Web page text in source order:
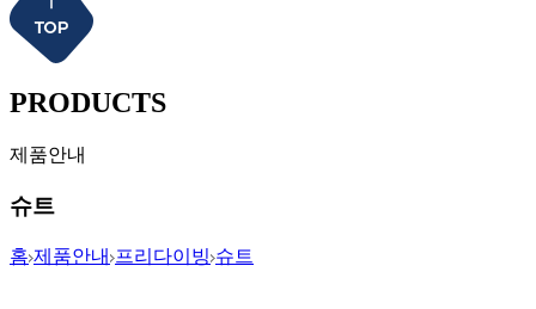
PRODUCTS
제품안내
슈트
홈 제품안내 프리다이빙 슈트